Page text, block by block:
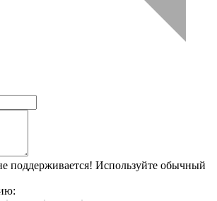
поддерживается! Используйте обычный